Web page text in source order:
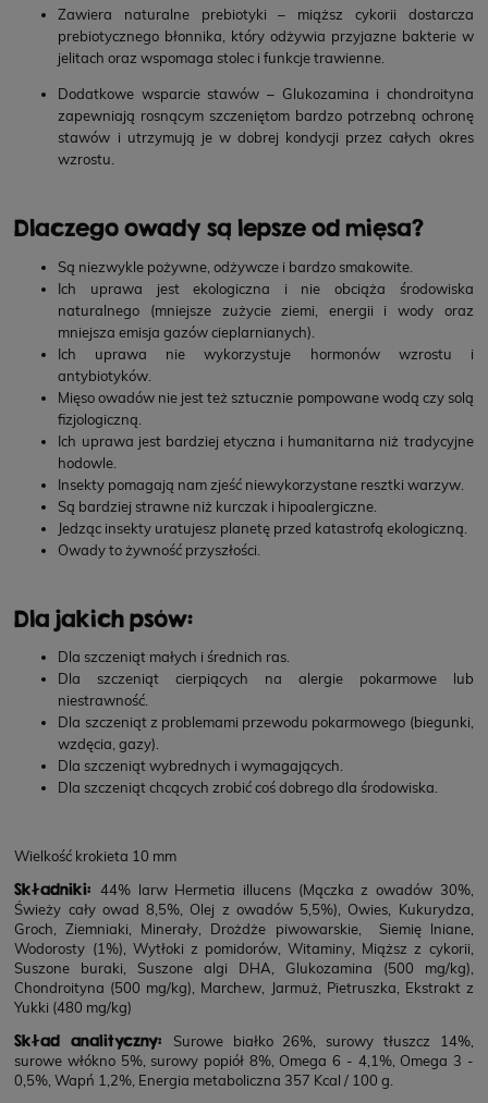
Zawiera naturalne prebiotyki – miąższ cykorii dostarcza
prebiotycznego błonnika, który odżywia przyjazne bakterie w
jelitach oraz wspomaga stolec i funkcje trawienne.
Dodatkowe wsparcie stawów – Glukozamina i chondroityna
zapewniają rosnącym szczeniętom bardzo potrzebną ochronę
stawów i utrzymują je w dobrej kondycji przez całych okres
wzrostu.
Dlaczego owady są lepsze od mięsa?
Są niezwykle pożywne, odżywcze i bardzo smakowite.
Ich uprawa jest ekologiczna i nie obciąża środowiska
naturalnego (mniejsze zużycie ziemi, energii i wody oraz
mniejsza emisja gazów cieplarnianych).
Ich uprawa nie wykorzystuje hormonów wzrostu i
antybiotyków.
Mięso owadów nie jest też sztucznie pompowane wodą czy solą
fizjologiczną.
Ich uprawa jest bardziej etyczna i humanitarna niż tradycyjne
hodowle.
Insekty pomagają nam zjeść niewykorzystane resztki warzyw.
Są bardziej strawne niż kurczak i hipoalergiczne.
Jedząc insekty uratujesz planetę przed katastrofą ekologiczną.
Owady to żywność przyszłości.
Dla jakich psów:
Dla szczeniąt małych i średnich ras.
Dla szczeniąt cierpiących na alergie pokarmowe lub
niestrawność.
Dla szczeniąt z problemami przewodu pokarmowego (biegunki,
wzdęcia, gazy).
Dla szczeniąt wybrednych i wymagających.
Dla szczeniąt chcących zrobić coś dobrego dla środowiska.
Wielkość krokieta 10 mm
Składniki:44% larw Hermetia illucens (Mączka z owadów 30%,
Świeży cały owad 8,5%, Olej z owadów 5,5%), Owies, Kukurydza,
Groch, Ziemniaki, Minerały, Drożdże piwowarskie, Siemię lniane,
Wodorosty (1%), Wytłoki z pomidorów, Witaminy, Miąższ z cykorii,
Suszone buraki, Suszone algi DHA, Glukozamina (500 mg/kg),
Chondroityna (500 mg/kg), Marchew, Jarmuż, Pietruszka, Ekstrakt z
Yukki (480 mg/kg)
Skład analityczny: Surowe białko 26%, surowy tłuszcz 14%,
surowe włókno 5%, surowy popiół 8%, Omega 6 - 4,1%, Omega 3 -
0,5%, Wapń 1,2%, Energia metaboliczna 357 Kcal / 100 g.